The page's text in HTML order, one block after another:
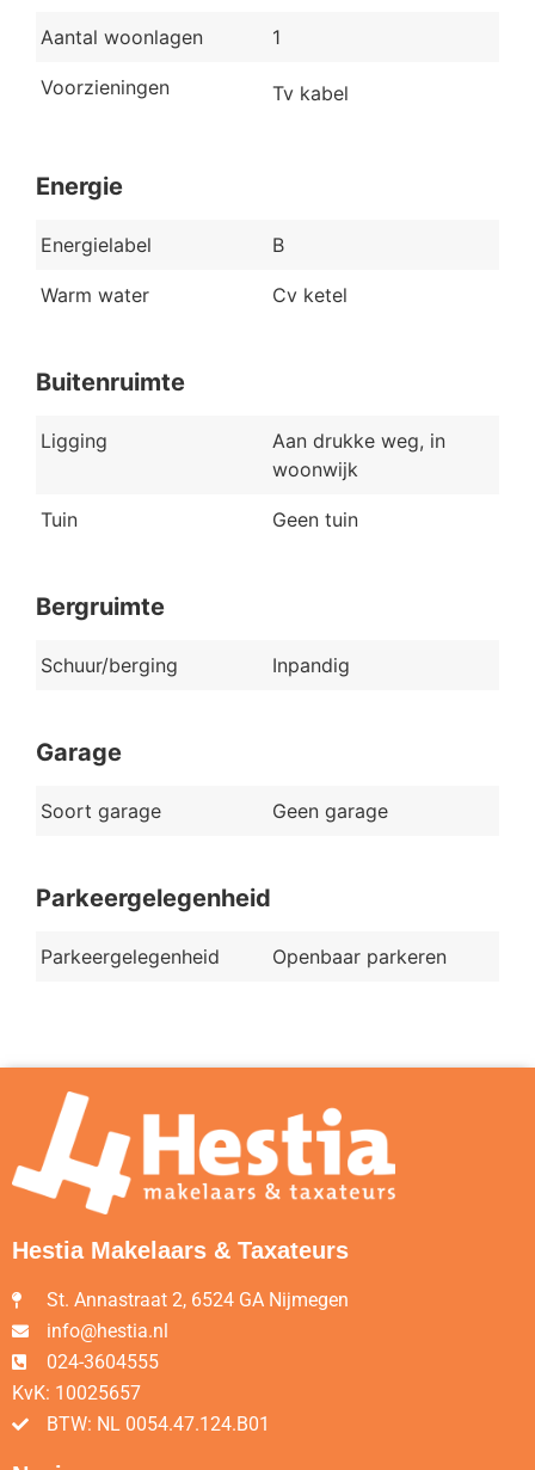
Aantal woonlagen 1
Voorzieningen Tv kabel
Energie
Energielabel B
Warm water Cv ketel
Buitenruimte
Ligging
Aan drukke weg, in
woonwijk
Tuin Geen tuin
Bergruimte
Schuur/berging Inpandig
Garage
Soort garage Geen garage
Parkeergelegenheid
Parkeergelegenheid Openbaar parkeren
Hestia Makelaars & Taxateurs
St. Annastraat 2, 6524 GA Nijmegen
info@hestia.nl
024-3604555
KvK: 10025657
BTW: NL 0054.47.124.B01